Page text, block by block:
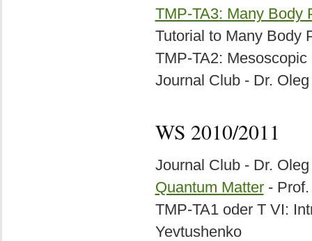
TMP-TA3: Many Body
Tutorial to Many Body
TMP-TA2:
Journal Club - Dr.
WS 2010/2011
Journal Club - Dr.
Quantum Matter- Prof.
TMP-TA1 oder T VI:
Yevtushenko